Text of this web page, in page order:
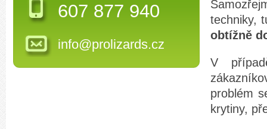
techniky,
obtížně
V
problém
krytiny,
607 877 940
info@prolizards.cz